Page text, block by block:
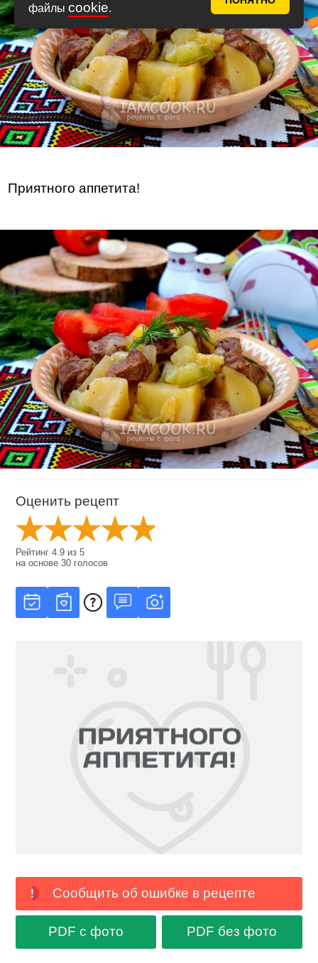
файлы cookie.
Приятного аппетита!
Оценить рецепт
Рейтинг4.9 из5
на основе30 голосов
Сообщить об ошибке в рецепте
PDF с фото PDF без фото